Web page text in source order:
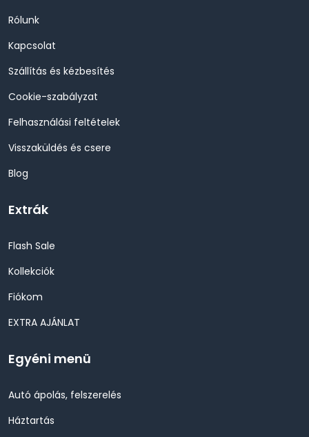
Rólunk
Kapcsolat
Szállítás és kézbesítés
Cookie-szabályzat
Felhasználási feltételek
Visszaküldés és csere
Blog
Extrák
Flash Sale
Kollekciók
Fiókom
EXTRA AJÁNLAT
Egyéni menü
Autó ápolás, felszerelés
Háztartás